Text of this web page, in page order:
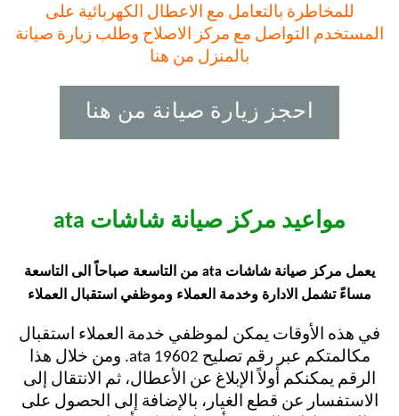
للمخاطرة بالتعامل مع الاعطال الكهربائية على
المستخدم التواصل مع مركز الاصلاح وطلب زيارة صيانة
بالمنزل من هنا
احجز زيارة صيانة من هنا
مواعيد مركز صيانة شاشات ata
يعمل مركز صيانة شاشات ata من التاسعة صباحاً الى التاسعة
مساءً تشمل الادارة وخدمة العملاء وموظفي استقبال العملاء
في هذه الأوقات يمكن لموظفي خدمة العملاء استقبال
مكالمتكم عبر رقم تصليح ata 19602. ومن خلال هذا
الرقم يمكنكم أولاً الإبلاغ عن الأعطال، ثم الانتقال إلى
الاستفسار عن قطع الغيار، بالإضافة إلى الحصول على